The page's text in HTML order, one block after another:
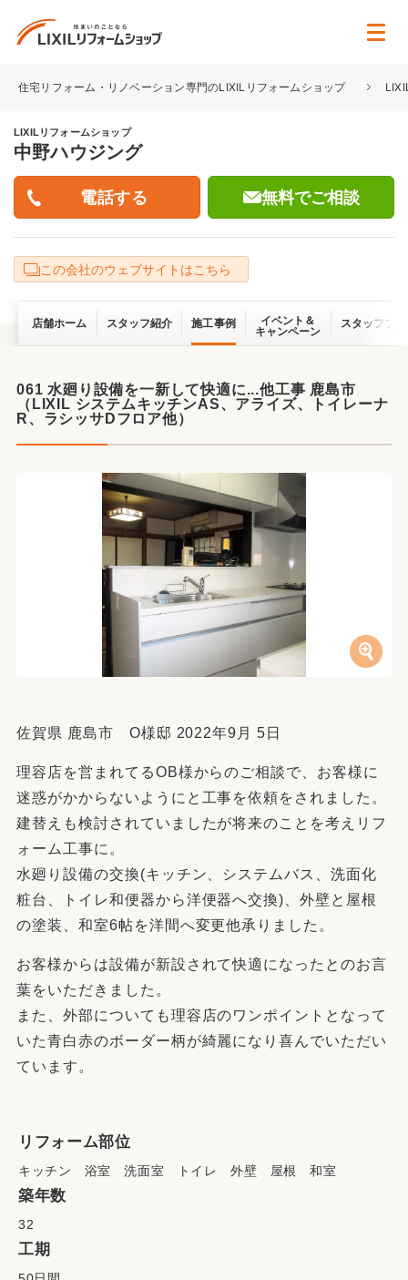
住宅リフォーム・リノベーション専門のLIXILリフォームショップ
LIXILリフォームショップ
中野ハウジング
無料でご相談
この会社のウェブサイトはこちら
店舗ホーム スタッフ紹介 施工事例
イベント＆
キャンペーン
スタッフブ
061 水廻り設備を一新して快適に...他工事 鹿島市
（LIXIL システムキッチンAS、アライズ、トイレーナ
R、ラシッサDフロア他）
佐賀県 鹿島市 O様邸 2022年9月 5日
理容店を営まれてるOB様からのご相談で、お客様に
迷惑がかからないようにと工事を依頼をされました。
建替えも検討されていましたが将来のことを考えリフ
ォーム工事に。
水廻り設備の交換(キッチン、システムバス、洗面化
粧台、トイレ和便器から洋便器へ交換)、外壁と屋根
の塗装、和室6帖を洋間へ変更他承りました。
お客様からは設備が新設されて快適になったとのお言
葉をいただきました。
また、外部についても理容店のワンポイントとなって
いた青白赤のボーダー柄が綺麗になり喜んでいただい
ています。
リフォーム部位
キッチン 浴室 洗面室 トイレ 外壁 屋根 和室
築年数
32
工期